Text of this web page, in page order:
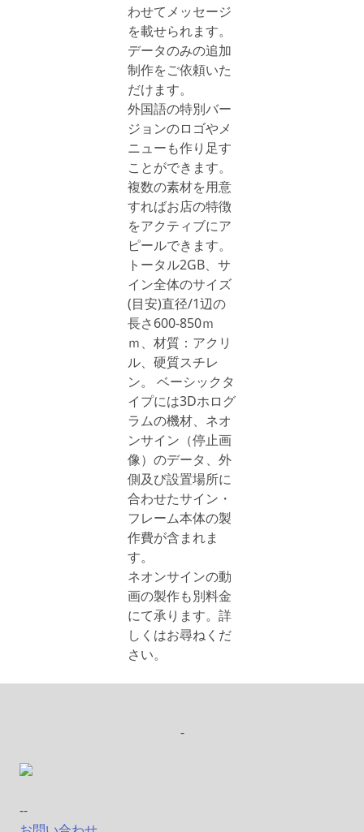
わせてメッセージ
を載せられます。
データのみの追加
制作をご依頼いた
だけます。
外国語の特別バー
ジョンのロゴやメ
ニューも作り足す
ことができます。
複数の素材を用意
すればお店の特徴
をアクティブにア
ピールできます。
トータル2GB、サ
イン全体のサイズ
(目安)直径/1辺の
長さ600-850ｍ
ｍ、材質：アクリ
ル、硬質スチレ
ン。 ベーシックタ
イプには3Dホログ
ラムの機材、ネオ
ンサイン（停止画
像）のデータ、外
側及び設置場所に
合わせたサイン・
フレーム本体の製
作費が含まれま
す。
ネオンサインの動
画の製作も別料金
にて承ります。詳
しくはお尋ねくだ
さい。
-
--